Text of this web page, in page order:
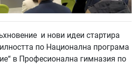
и нови идеи стартира
по Национална програма
в Професионална гимназия по